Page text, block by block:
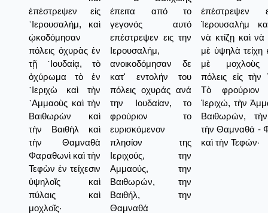
ἐπέστρεψεν εἰς
῾Ιερουσαλήμ, καὶ
ᾠκοδόμησαν
πόλεις ὀχυρὰς ἐν
τῇ ᾿Ιουδαίᾳ, τὸ
ὀχύρωμα τὸ ἐν
῾Ιεριχὼ καὶ τὴν
᾿Αμμαοὺς καὶ τὴν
Βαιθωρὼν καὶ
τὴν Βαιθὴλ καὶ
τὴν Θαμναθὰ
Φαραθωνὶ καὶ τὴν
Τεφὼν ἐν τείχεσιν
ὑψηλοῖς καὶ
πύλαις καὶ
μοχλοῖς·
έπειτα από το
γεγονός αυτό
επέστρεψεν εις την
Ιερουσαλήμ,
ανοικοδόμησαν δε
κατ' εντολήν του
πόλεις οχυράς ανά
την Ιουδαίαν, το
φρούριον το
ευρισκόμενον
πλησίον της
Ιεριχούς, την
Αμμαούς, την
Βαιθωρών, την
Βαιθήλ, την
Θαμναθά
ἐπέστρεψεν
Ἱερουσαλὴμ
νὰ κτίζῃ καὶ
μὲ ὑψηλὰ τείχη
μὲ μοχλοὺς
πόλεις εἰς τὴν
Τὸ φρούριον
Ἱεριχώ, τὴν
Βαιθωρών,
τὴν Θαμναθά -
καὶ τὴν Τεφών·